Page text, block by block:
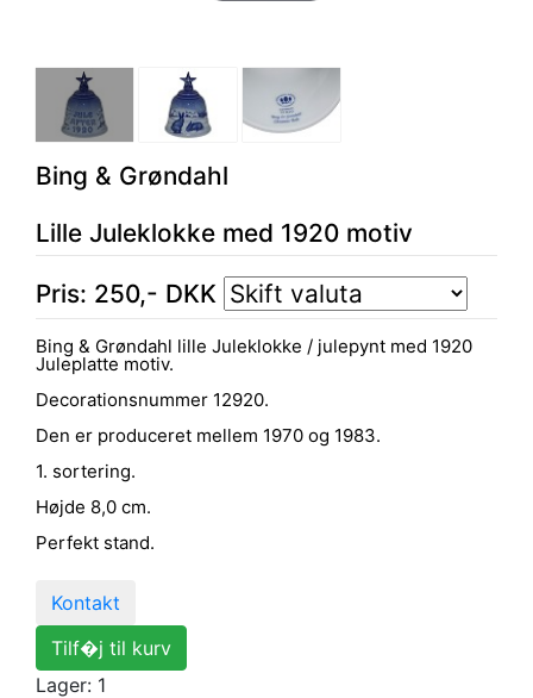
Bing & Grøndahl
Lille Juleklokke med 1920 motiv
Pris: 250,- DKK
Bing & Grøndahl lille Juleklokke / julepynt med 1920
Juleplatte motiv.
Decorationsnummer 12920.
Den er produceret mellem 1970 og 1983.
1. sortering.
Højde 8,0 cm.
Perfekt stand.
Kontakt
Tilf�j til kurv
Lager: 1